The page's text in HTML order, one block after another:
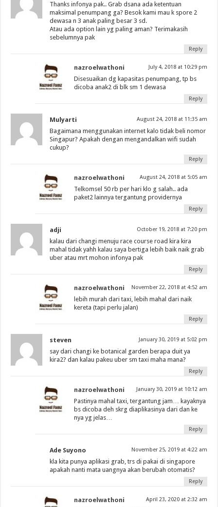
Thanks infonya pak.. Grab dsana ada ketentuan
maksimal penumpang ga? Besok kami mau k spore 2
dewasa n 3 anak paling besar 3 sd.
Atau ada option lain yg paling aman? Terimakasih
sebelumnya pak
Reply
nazroelwathoni July 4, 2018 at 10:29 pm
Disesuaikan dg kapasitas penumpang, tp bs
dicoba anak2 di blk sm 1 dewasa
Reply
Mulyarti August 24, 2018 at 11:35 am
Bagaimana menggunakan internet kalo tidak beli nomor
Singapur? Apakah dengan mengandalkan wifi sudah
cukup?
Reply
nazroelwathoni August 24, 2018 at 5:05 am
Telkomsel 50 rb per hari klo g salah.. ada
paket2 lainnya tergantung providernya
Reply
adji October 19, 2018 at 7:20 pm
kalau dari changi menuju race course road kira kira
mahal tidak yahh kalau saya bertiga lebih baik naik grab
uber atau mrt mohon infonya pak
Reply
nazroelwathoni November 22, 2018 at 4:52 am
lebih murah dari taxi, lebih mahal dari naik
kereta (tapi perlu jalan)
Reply
steven January 30, 2019 at 5:02 pm
say dari changi ke botanical garden berapa duit ya
kira2? dan kalau pakeu uber sm taxi maha mana?
Reply
nazroelwathoni January 30, 2019 at 10:12 am
Pastinya mahal taxi, tergantung jam… kayaknya
bs dicoba deh skrg diaplikasinya dari dan ke
nya yg jelas…
Reply
Ade Suyono November 25, 2019 at 4:22 am
kla kita punya aplikasi grab, trs di pakai di singapore
apakah nanti mata uangnya akan berubah otomatis?
Reply
nazroelwathoni April 23, 2020 at 2:32 am